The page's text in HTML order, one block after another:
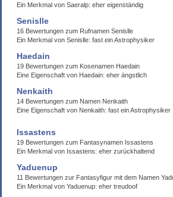
Ein Merkmal von Saeralp: eher eigenständig
Senislle
16 Bewertungen zum Rufnamen Senislle
Ein Merkmal von Senislle: fast ein Astrophysiker
Haedain
19 Bewertungen zum Kosenamen Haedain
Eine Eigenschaft von Haedain: eher ängstlich
Nenkaith
14 Bewertungen zum Namen Nenkaith
Eine Eigenschaft von Nenkaith: fast ein Astrophysiker
Issastens
19 Bewertungen zum Fantasynamen Issastens
Ein Merkmal von Issastens: eher zurückhaltend
Yaduenup
11 Bewertungen zur Fantasyfigur mit dem Namen
Ein Merkmal von Yaduenup: eher treudoof